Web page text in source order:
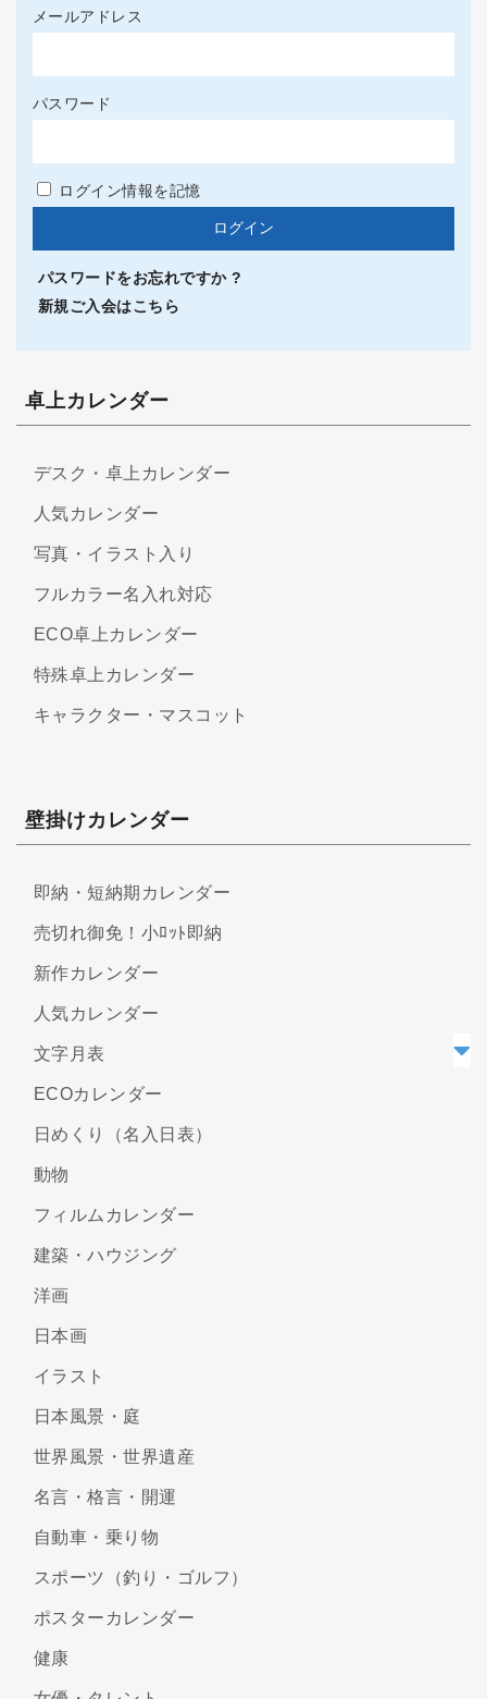
メールアドレス
パスワード
ログイン情報を記憶
パスワードをお忘れですか ?
新規ご入会はこちら
卓上カレンダー
デスク・卓上カレンダー
人気カレンダー
写真・イラスト入り
フルカラー名入れ対応
ECO卓上カレンダー
特殊卓上カレンダー
キャラクター・マスコット
壁掛けカレンダー
即納・短納期カレンダー
売切れ御免！小ﾛｯﾄ即納
新作カレンダー
人気カレンダー
文字月表
ECOカレンダー
日めくり（名入日表）
動物
フィルムカレンダー
建築・ハウジング
洋画
日本画
イラスト
日本風景・庭
世界風景・世界遺産
名言・格言・開運
自動車・乗り物
スポーツ（釣り・ゴルフ）
ポスターカレンダー
健康